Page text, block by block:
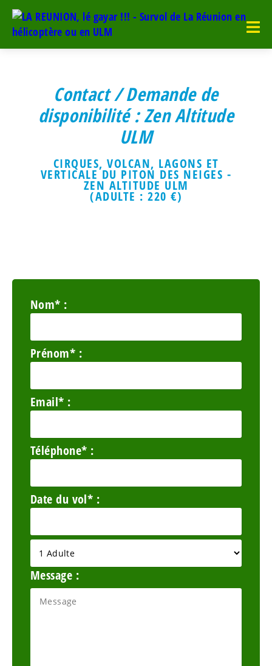
Contact / Demande de
disponibilité : Zen Altitude
ULM
CIRQUES, VOLCAN, LAGONS ET
VERTICALE DU PITON DES NEIGES -
ZEN ALTITUDE ULM
(ADULTE : 220 €)
Nom* :
Prénom* :
Email* :
Téléphone* :
Date du vol* :
Message :